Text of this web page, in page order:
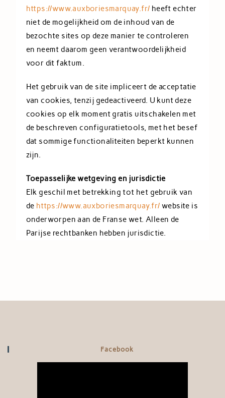
https://www.auxboriesmarquay.fr/ heeft echter
niet de mogelijkheid om de inhoud van de
bezochte sites op deze manier te controleren
en neemt daarom geen verantwoordelijkheid
voor dit faktum.
Het gebruik van de site impliceert de acceptatie
van cookies, tenzij gedeactiveerd. U kunt deze
cookies op elk moment gratis uitschakelen met
de beschreven configuratietools, met het besef
dat sommige functionaliteiten beperkt kunnen
zijn.
Toepasselijke wetgeving en jurisdictie
Elk geschil met betrekking tot het gebruik van
de https://www.auxboriesmarquay.fr/ website is
onderworpen aan de Franse wet. Alleen de
Parijse rechtbanken hebben jurisdictie.
Facebook